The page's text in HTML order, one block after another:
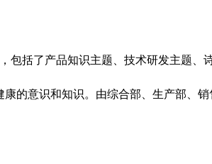
括了产品知识主题、技术研发主题、
的意识和知识。由综合部、生产部、